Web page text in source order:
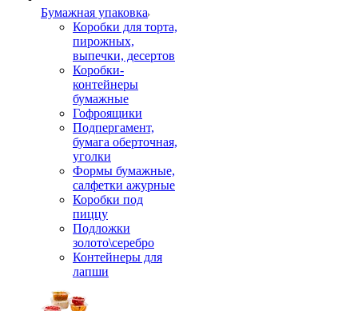
Бумажная упаковка
Коробки для торта,
пирожных,
выпечки, десертов
Коробки-
контейнеры
бумажные
Гофроящики
Подпергамент,
бумага оберточная,
уголки
Формы бумажные,
салфетки ажурные
Коробки под
пиццу
Подложки
золото\серебро
Контейнеры для
лапши